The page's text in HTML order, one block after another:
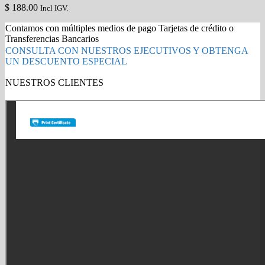
$ 188.00 Incl IGV.
Contamos con múltiples medios de pago Tarjetas de crédito o
Transferencias Bancarios
CONSULTA CON NUESTROS EJECUTIVOS Y OBTENGA
UN DESCUENTO ESPECIAL
NUESTROS CLIENTES